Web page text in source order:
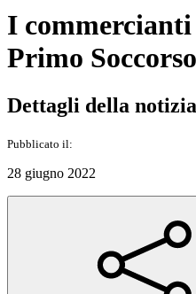
I
Primo Soccorso
Dettagli della notizia
Pubblicato il:
28 giugno 2022